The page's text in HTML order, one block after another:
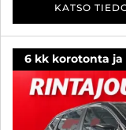
KATSO
6 kk korotonta